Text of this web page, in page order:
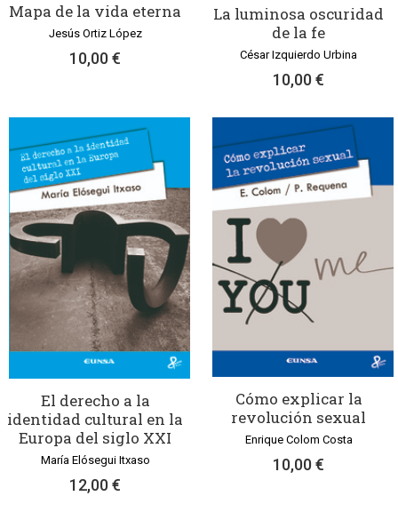
Mapa de la vida eterna
Jesús Ortiz López
10,00 €
La luminosa oscuridad
de la fe
César Izquierdo Urbina
10,00 €
El derecho a la
identidad cultural en la
Europa del siglo XXI
María Elósegui Itxaso
12,00 €
Cómo explicar la
revolución sexual
Enrique Colom Costa
10,00 €